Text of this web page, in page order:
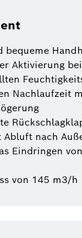
bequeme
Aktivierung
Nachlaufzeit
nach
Eindringen
von 145 m3/h